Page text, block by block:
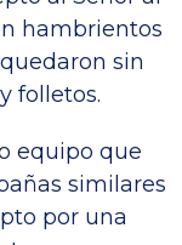
hambrientos
sin
folletos.
equipo que
similares
por una